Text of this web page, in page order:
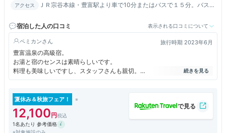
アクセス
ＪＲ宗谷本線・豊富駅より車で10分またはバスで１５分。バス停
約）
宿泊した人の口コミ 表示される口コミについて
ペミカン 旅行時期 2023年6月
豊富温泉の高級宿。
お湯と宿のセンスは素晴らしいです。
料理も美味しいですし、スタッフさんも親切。
心意気も素敵ですが、所々中途半端に感じる。
高いと感じてしまいます。
でもまた行きたくなる宿なので、頑張ってほしいです。
夏休み＆秋旅フェア！
12,100
1名あたり 参考価格
※対象施設のみ